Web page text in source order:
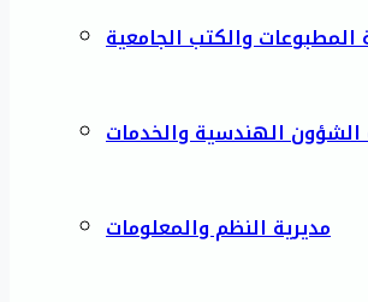
المطبوعات والكتب الجامعية
الشؤون الهندسية والخدمات
مديرية النظم والمعلومات